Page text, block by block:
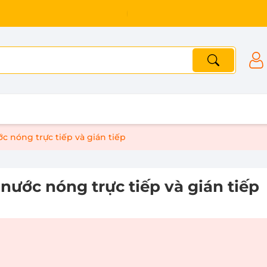
nóng trực tiếp và gián tiếp
nóng trực tiếp và gián tiếp